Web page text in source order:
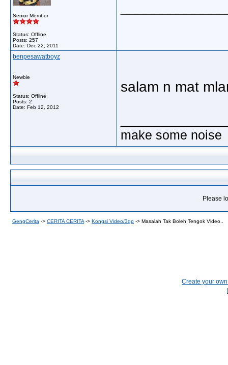
Senior Member
Status: Offline
Posts: 257
Date: Dec 22, 2011
benpesawatboyz
Newbie
Status: Offline
Posts: 2
Date: Feb 12, 2012
salam n mat
make some noise
Please
GengCerita -> CERITA CERITA -> Kongsi Video/3gp -> Masalah Tak Boleh Tengok Video..
Create your